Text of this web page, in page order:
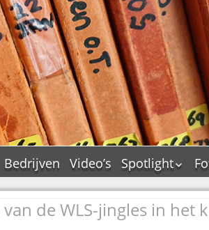
Bedrijven Video’s
Spotlight
De
wie zijn de
Jingledemo’s
de WLS-jingles in het